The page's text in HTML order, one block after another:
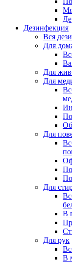
Дезинфекция
Вся
Для
Для
Для
Для
Для
В
Для рук
В